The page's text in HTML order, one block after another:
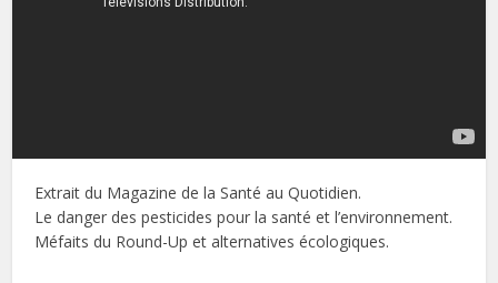
Extrait du Magazine de la Santé au Quotidien.
Le danger des pesticides pour la santé et l’environnement.
Méfaits du Round-Up et alternatives écologiques.